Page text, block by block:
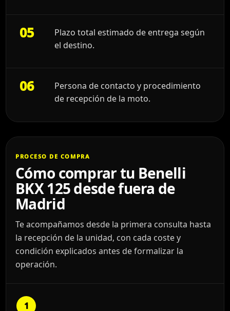
05
Plazo total estimado de entrega según
el destino.
06
Persona de contacto y procedimiento
de recepción de la moto.
PROCESO DE COMPRA
Cómo comprar tu Benelli
BKX 125 desde fuera de
Madrid
Te acompañamos desde la primera consulta hasta
la recepción de la unidad, con cada coste y
condición explicados antes de formalizar la
operación.
1